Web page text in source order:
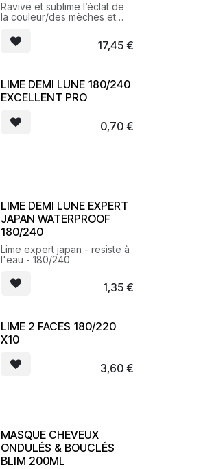
Ravive et sublime l’éclat de
la couleur/des mèches et
agressions extérieures
17,45€
LIME DEMI LUNE 180/240
EXCELLENT PRO
0,70€
LIME DEMI LUNE EXPERT
JAPAN WATERPROOF
180/240
Lime expert japan - resiste à
l'eau - 180/240
1,35€
LIME 2 FACES 180/220
X10
3,60€
MASQUE CHEVEUX
ONDULÉS & BOUCLÉS
BLIM 200ML